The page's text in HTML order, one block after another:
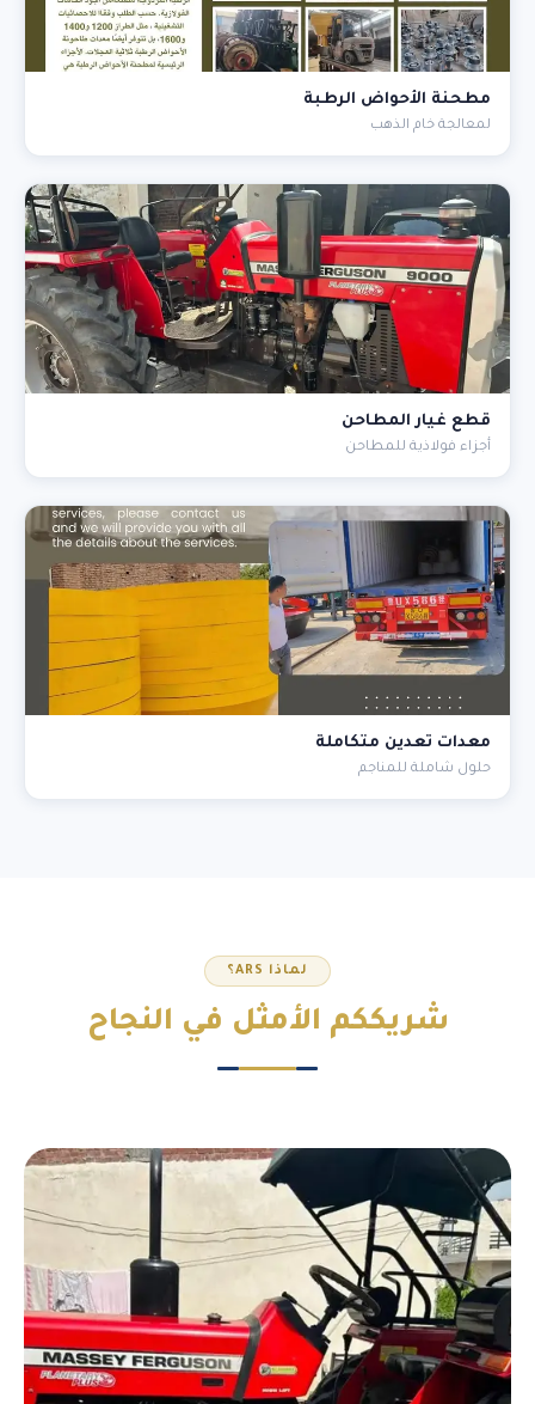
مطحنة الأحواض الرطبة
لمعالجة خام الذهب
قطع غيار المطاحن
أجزاء فولاذية للمطاحن
معدات تعدين متكاملة
حلول شاملة للمناجم
لماذا ARS؟
شريككم الأمثل في النجاح